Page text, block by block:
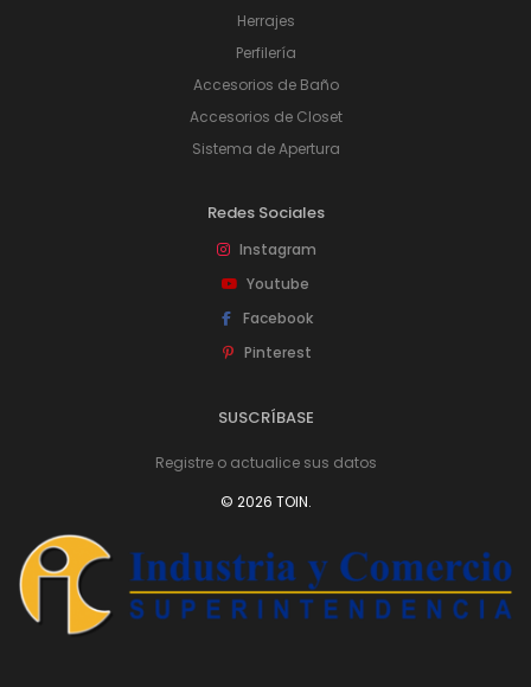
Herrajes
Perfilería
Accesorios de Baño
Accesorios de Closet
Sistema de Apertura
Redes Sociales
Instagram
Youtube
Facebook
Pinterest
SUSCRÍBASE
Registre o actualice sus datos
© 2026 TOIN.